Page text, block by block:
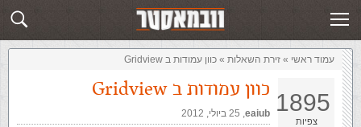
שלח תשובה זירת השאלות
עמוד ראשי » ‏זירת השאלות‏ » כוון עמודות ב Gridview
1895
צפיות
כוון עמודות ב Gridview
eaiub
,‏ 25 ביולי, 2012